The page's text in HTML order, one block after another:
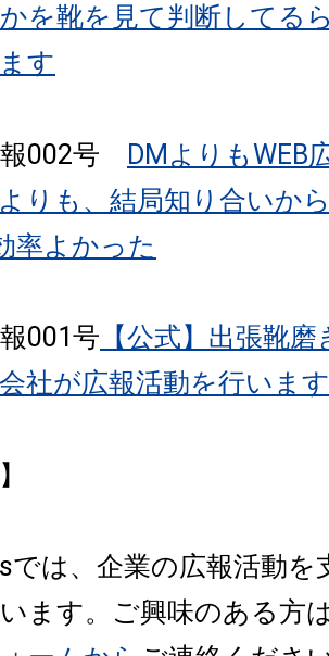
を靴を見て判断してる
す
002号
DMよりもWEB
りも、結局知り合いか
率よかった
001号 【公式】出張靴
社が広報活動を行いま
では、企業の広報活動
ます。ご興味のある方